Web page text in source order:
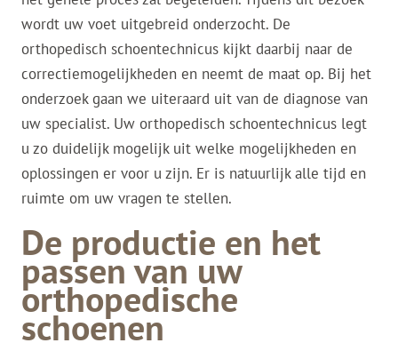
wordt uw voet uitgebreid onderzocht. De
orthopedisch schoentechnicus kijkt daarbij naar de
correctiemogelijkheden en neemt de maat op. Bij het
onderzoek gaan we uiteraard uit van de diagnose van
uw specialist. Uw orthopedisch schoentechnicus legt
u zo duidelijk mogelijk uit welke mogelijkheden en
oplossingen er voor u zijn. Er is natuurlijk alle tijd en
ruimte om uw vragen te stellen.
De productie en het
passen van uw
orthopedische
schoenen